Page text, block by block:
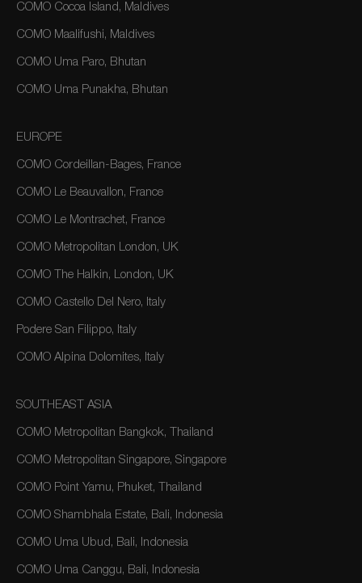
COMO Cocoa Island, Maldives
COMO Maalifushi, Maldives
COMO Uma Paro, Bhutan
COMO Uma Punakha, Bhutan
EUROPE
COMO Cordeillan-Bages, France
COMO Le Beauvallon, France
COMO Le Montrachet, France
COMO Metropolitan London, UK
COMO The Halkin, London, UK
COMO Castello Del Nero, Italy
Podere San Filippo, Italy
COMO Alpina Dolomites, Italy
SOUTHEAST ASIA
COMO Metropolitan Bangkok, Thailand
COMO Metropolitan Singapore, Singapore
COMO Point Yamu, Phuket, Thailand
COMO Shambhala Estate, Bali, Indonesia
COMO Uma Ubud, Bali, Indonesia
COMO Uma Canggu, Bali, Indonesia